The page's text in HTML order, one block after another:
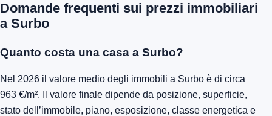
Domande frequenti sui prezzi immobiliari
a Surbo
Quanto costa una casa a Surbo?
Nel 2026 il valore medio degli immobili a Surbo è di circa
963 €/m². Il valore finale dipende da posizione, superficie,
stato dell’immobile, piano, esposizione, classe energetica e